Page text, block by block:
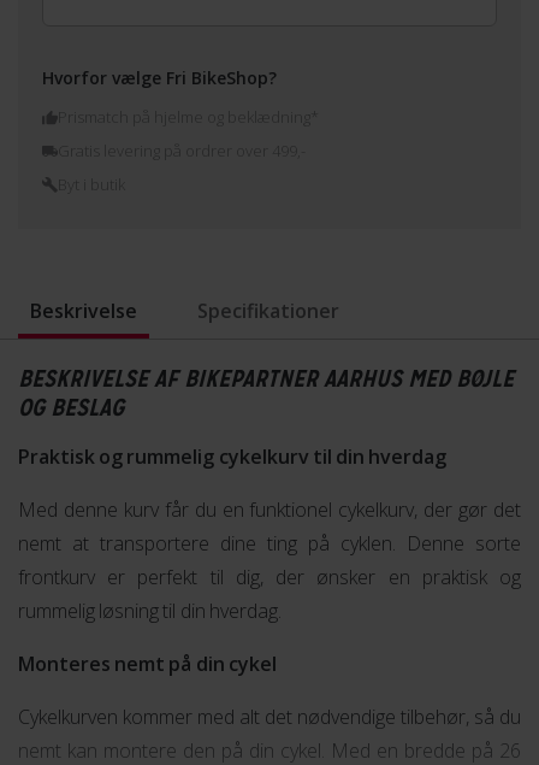
Hvorfor vælge Fri BikeShop?
Prismatch på hjelme og beklædning*
Beskrivelse Specifikationer
BESKRIVELSE AF BIKEPARTNER AARHUS MED BØJLE
OG BESLAG
Praktisk og rummelig cykelkurv til din hverdag
Med denne kurv får du en funktionel cykelkurv, der gør det
nemt at transportere dine ting på cyklen. Denne sorte
frontkurv er perfekt til dig, der ønsker en praktisk og
rummelig løsning til din hverdag.
Monteres nemt på din cykel
Cykelkurven kommer med alt det nødvendige tilbehør, så du
nemt kan montere den på din cykel. Med en bredde på 26